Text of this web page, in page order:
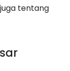
tentang